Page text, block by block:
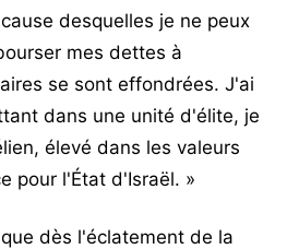
desquelles je ne peux
mes dettes à
se sont effondrées. J'ai
dans une unité d'élite, je
élevé dans les valeurs
pour l'État d'Israël. »
dès l'éclatement de la